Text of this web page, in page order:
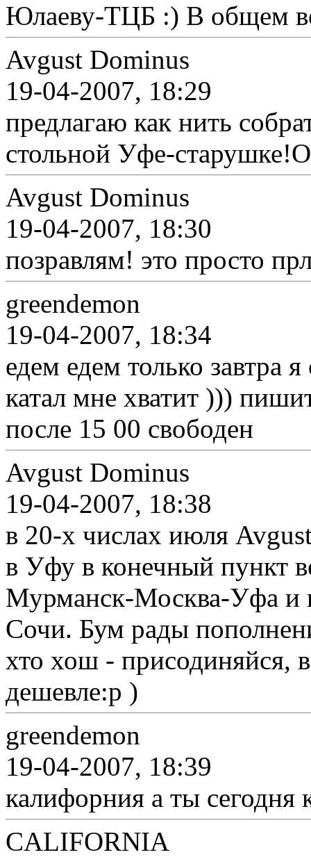
Юлаеву-ТЦБ :) В общем
Avgust Dominus
19-04-2007, 18:29
предлагаю как нить
стольной Уфе-
Avgust Dominus
19-04-2007, 18:30
позравлям! это просто
greendemon
19-04-2007, 18:34
едем едем только завтра
катал мне хватит )))
после 15 00 свободен
Avgust Dominus
19-04-2007, 18:38
в 20-х числах июля
в Уфу в конечный пункт
Мурманск-Москва-Уфа и
Сочи. Бум рады
хто хош - присодиняйся,
дешевле:p )
greendemon
19-04-2007, 18:39
калифорния а ты сегодня
CALIFORNIA